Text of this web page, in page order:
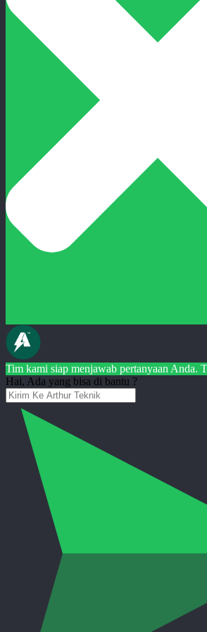
Tim kami siap menjawab pertanyaan Anda.
Hai, Ada yang bisa di bantu ?